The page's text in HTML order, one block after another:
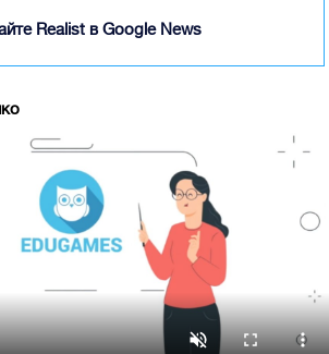
Realist в Google News